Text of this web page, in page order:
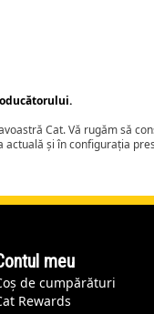
Cat. Vă rugăm să
și în configurația
meu
de cumpărături
Rewards